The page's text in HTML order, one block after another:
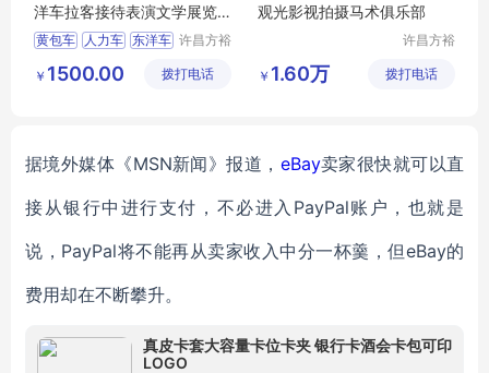
洋车拉客接待表演文学展览
道具
黄包车 人力车 东洋车 许昌方裕
限公司
￥ 1500.00 拨打电话
观光影视拍摄马术俱乐部
许昌方裕
限公司
￥ 1.60万 拨打电话
据境外媒体《MSN新闻》报道， eBay卖家很快就可以直
接从银行中进行支付，不必进入 PayPal账户，也就是
说，PayPal将不能再从卖家收入中分一杯羹，但eBay的
费用却在不断攀升。
真皮卡套大容量卡位卡夹 银行卡酒会卡包可印
LOGO